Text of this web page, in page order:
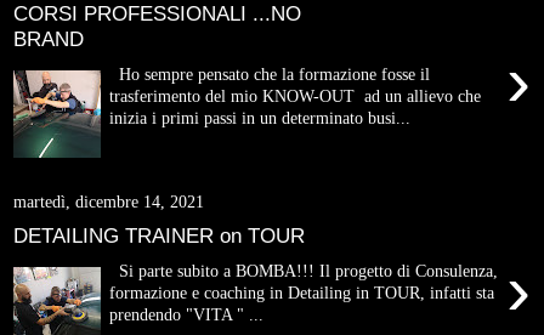
CORSI PROFESSIONALI ...NO
BRAND
›
Ho sempre pensato che la formazione fosse il
trasferimento del mio KNOW-OUT ad un allievo che
inizia i primi passi in un determinato busi...
martedì, dicembre 14, 2021
DETAILING TRAINER on TOUR
›
Si parte subito a BOMBA!!! Il progetto di Consulenza,
formazione e coaching in Detailing in TOUR, infatti sta
prendendo "VITA " ...